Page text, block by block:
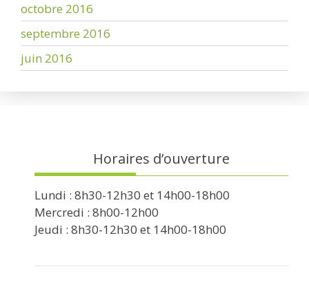
octobre 2016
septembre 2016
juin 2016
Horaires d’ouverture
Lundi : 8h30-12h30 et 14h00-18h00
Mercredi : 8h00-12h00
Jeudi : 8h30-12h30 et 14h00-18h00